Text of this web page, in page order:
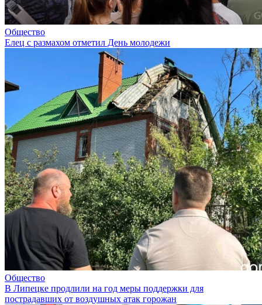
Общество
Елец с размахом отметил День молодежи
Общество
В Липецке продлили на год меры поддержки для
пострадавших от воздушных атак горожан